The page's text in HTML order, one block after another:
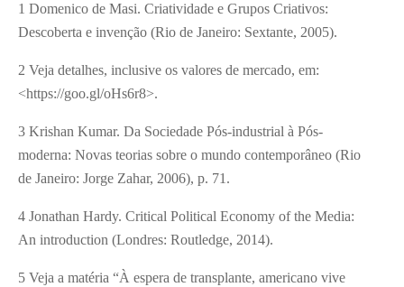
1 Domenico de Masi. Criatividade e Grupos Criativos:
Descoberta e invenção (Rio de Janeiro: Sextante, 2005).
2 Veja detalhes, inclusive os valores de mercado, em:
<https://goo.gl/oHs6r8>.
3 Krishan Kumar. Da Sociedade Pós-industrial à Pós-
moderna: Novas teorias sobre o mundo contemporâneo (Rio
de Janeiro: Jorge Zahar, 2006), p. 71.
4 Jonathan Hardy. Critical Political Economy of the Media:
An introduction (Londres: Routledge, 2014).
5 Veja a matéria “À espera de transplante, americano vive